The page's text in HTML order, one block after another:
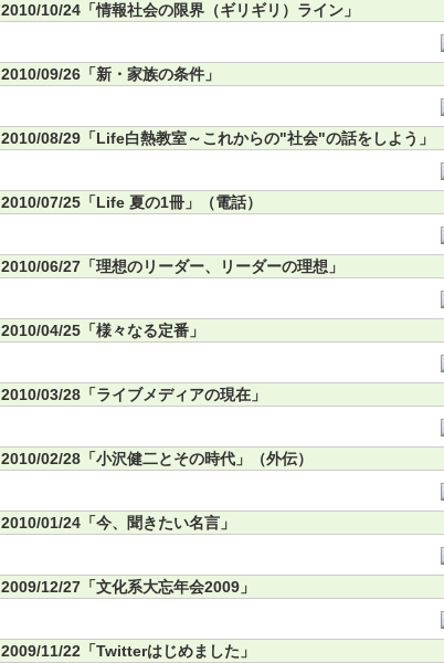
2010/10/24「情報社会の限界（ギリギリ）ライン」
2010/09/26「新・家族の条件」
2010/08/29「Life白熱教室～これからの"社会"の話をしよう」
2010/07/25「Life 夏の1冊」（電話）
2010/06/27「理想のリーダー、リーダーの理想」
2010/04/25「様々なる定番」
2010/03/28「ライブメディアの現在」
2010/02/28「小沢健二とその時代」（外伝）
2010/01/24「今、聞きたい名言」
2009/12/27「文化系大忘年会2009」
2009/11/22「Twitterはじめました」